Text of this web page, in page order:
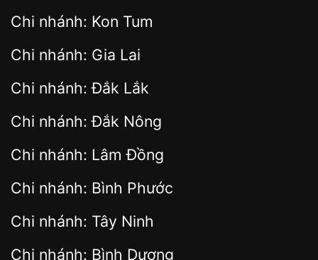
Chi nhánh: Kon Tum
Chi nhánh: Gia Lai
Chi nhánh: Đắk Lắk
Chi nhánh: Đắk Nông
Chi nhánh: Lâm Đồng
Chi nhánh: Bình Phước
Chi nhánh: Tây Ninh
Chi nhánh: Bình Dương